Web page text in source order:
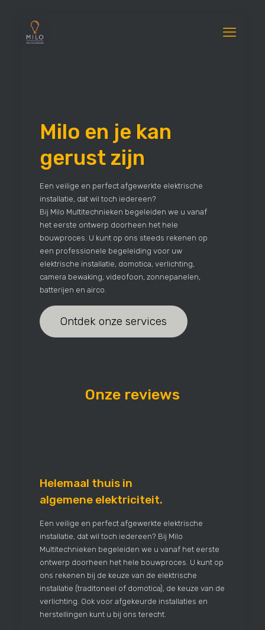
Milo en je kan
gerust zijn
Een veilige en perfect afgewerkte elektrische
installatie, dat wil toch iedereen?
Bij Milo Multitechnieken begeleiden we u vanaf
het eerste ontwerp doorheen het hele
bouwproces. U kunt op ons steeds rekenen op
een professionele begeleiding voor uw
elektrische installatie, domotica, verlichting,
camera bewaking, videofoon, zonnepanelen,
batterijen en airco.
Ontdek onze services
Onze reviews
Helemaal thuis in
algemene elektriciteit.
Een veilige en perfect afgewerkte elektrische
installatie, dat wil toch iedereen? Bij Milo
Multitechnieken begeleiden we u vanaf het eerste
ontwerp doorheen het hele bouwproces. U kunt op
ons rekenen bij de keuze van de elektrische
installatie (traditoneel of domotica), de keuze van de
verlichting. Ook voor afgekeurde installaties en
herstellingen kunt u bij ons terecht.